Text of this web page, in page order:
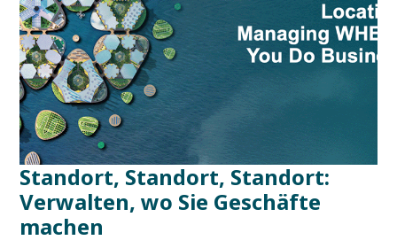
Standort, Standort, Standort:
Verwalten, wo Sie Geschäfte
machen